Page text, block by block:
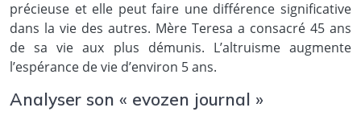
précieuse et elle peut faire une différence significative
dans la vie des autres. Mère Teresa a consacré 45 ans
de sa vie aux plus démunis. L’altruisme augmente
l’espérance de vie d’environ 5 ans.
Analyser son « evozen journal »